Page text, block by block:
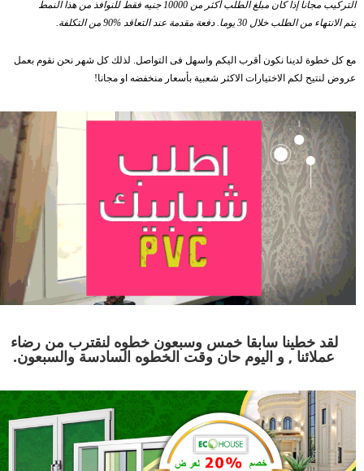
مجانا إذا كان مبلغ الطلب أكثر من 10000 جنيه فقط للنوافذ من هذا النمط
من الطلب خلال 30 يوما. دفعة مقدمة عند التعاقد %90 من التكلفة.
خطوة لدينا نكون أقرب اليكم واسهل فى التواصل. لذلك كل شهر نحن نقوم بعمل
لنتيح لكم الاختيارات الاكثر شعبية بأسعار منخفضه او مجانا!
لقد خطينا سابقا خمس وسبعون خطوه لنقترب من رضاء
عملائنا , و اليوم حان وقت الخطوه السادسة والسبعون.